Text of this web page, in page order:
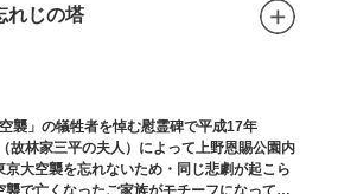
れじの塔
襲」の犠牲者を悼む慰霊碑で平成17年
故林家三平の夫人）によって上野恩賜公園内
大空襲を忘れないため・同じ悲劇が起こら
で亡くなったご家族がモチーフになってい